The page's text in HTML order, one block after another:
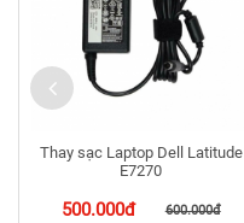
Thay sạc Laptop Dell Latitude
E7270
500.000đ 600.000đ